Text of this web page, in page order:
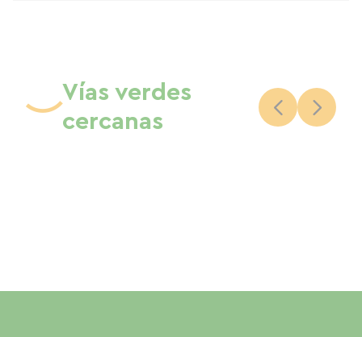
Vías verdes
cercanas